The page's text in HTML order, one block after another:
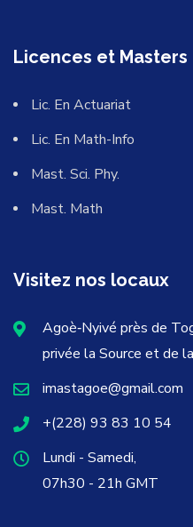
Licences et Masters
Lic. En Actuariat
Lic. En Math-Info
Mast. Sci. Phy.
Mast. Math
Visitez nos locaux
Agoè‐Nyivé près de
privée la Source et de
imastagoe@gmail.com
+(228) 93 83 10 54
Lundi - Samedi,
07h30 - 21h GMT